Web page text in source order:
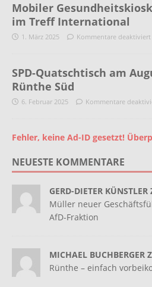
Mobiler
im Treff International
1. März 2025 Kommentare deaktiviert
SPD-Quatschtisch am
Rünthe Süd
6. Februar 2025 Kommentare
Fehler, keine Ad-ID gesetzt!
NEUESTE KOMMENTARE
GERD-DIETER KÜNSTLER
Müller neuer
AfD-Fraktion
MICHAEL BUCHBERGER
Rünthe – einfach